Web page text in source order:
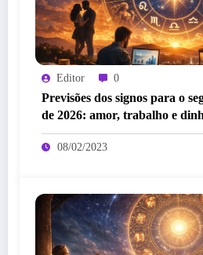
Editor 0
Previsões dos signos para o
de 2026: amor, trabalho e
08/02/2023